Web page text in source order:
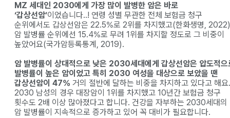
MZ 세대인 2030에게 가장 많이 발병한 암은 바로
‘갑상선암’이었습니다..! 연령 성별 무관한 전체 보험금 청구
순위에서도 갑상선암은 22.5%로 2위를 차지했고(한화생명, 2022)
암 발병률 순위에선 15.4%로 무려 1위를 차지할 정도로 그 비중이
높았어요(국가암등록통계, 2019).
암 발병률이 상대적으로 낮은 2030세대에게 갑상선암은 압도적으
발병률이 높은 암이었고 특히 2030 여성을 대상으로 보았을 땐
갑상선암이 47% 거의 절반에 달하는 비중을 차지하고 있다고 해요.
2030 남성의 경우 대장암이 1위를 차지했고 10년간 보험금 청구
횟수도 2배 이상 많아졌다고 합니다. 건강을 자부하는 2030세대의
암 발병률이 지속적으로 증가하고 있어 꼭 대비가 필요합니다.